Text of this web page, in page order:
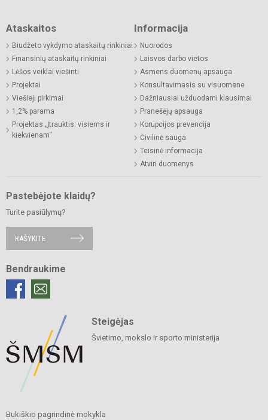
Ataskaitos
Biudžeto vykdymo ataskaitų rinkiniai
Finansinių ataskaitų rinkiniai
Lėšos veiklai viešinti
Projektai
Viešieji pirkimai
1,2% parama
Projektas „Įtrauktis: visiems ir
kiekvienam“
Informacija
Nuorodos
Laisvos darbo vietos
Asmens duomenų apsauga
Konsultavimasis su visuomene
Dažniausiai užduodami klausimai
Pranešėjų apsauga
Korupcijos prevencija
Civilinė sauga
Teisinė informacija
Atviri duomenys
Pastebėjote klaidų?
Turite pasiūlymų?
RAŠYKITE
Bendraukime
Steigėjas
Švietimo, mokslo ir sporto ministerija
Bukiškio pagrindinė mokykla